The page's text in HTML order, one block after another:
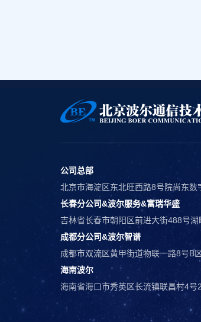
公司总部
北京市海淀区东北旺西路8号院尚东数
长春分公司&波尔服务&富瑞华盛
吉林省长春市朝阳区前进大街488号
成都分公司&波尔智谱
成都市双流区黄甲街道物联一路8号B
海南波尔
海南省海口市秀英区长流镇联昌村4号